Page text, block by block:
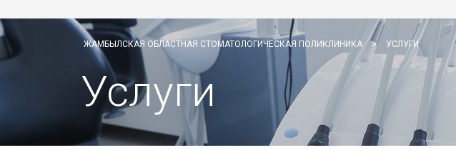
ЖАМБЫЛСКАЯ ОБЛАСТНАЯ СТОМАТОЛОГИЧЕСКАЯ ПОЛИКЛИНИКА > УСЛУГИ
Услуги